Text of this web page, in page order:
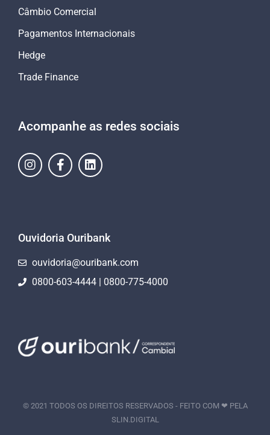
Câmbio Comercial
Pagamentos Internacionais
Hedge
Trade Finance
Acompanhe as redes sociais
Ouvidoria Ouribank
ouvidoria@ouribank.com
0800-603-4444 | 0800-775-4000
© 2021 TODOS OS DIREITOS RESERVADOS - FEITO COM ❤ PELA
SLIN.DIGITAL